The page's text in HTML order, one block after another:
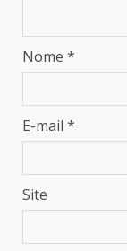
Nome *
E-mail *
Site